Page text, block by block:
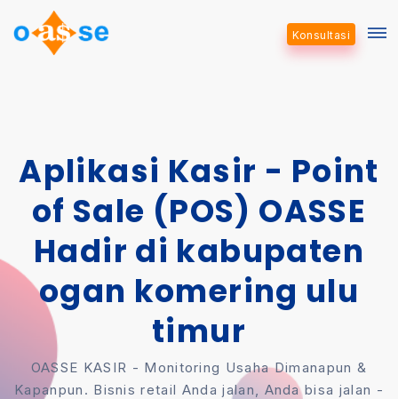
Konsultasi
Aplikasi Kasir - Point
of Sale (POS) OASSE
Hadir di kabupaten
ogan komering ulu
timur
OASSE KASIR - Monitoring Usaha Dimanapun &
Kapanpun. Bisnis retail Anda jalan, Anda bisa jalan -